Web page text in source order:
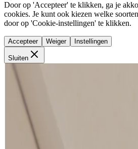
Door op 'Accepteer' te klikken, ga je
cookies. Je kunt ook kiezen welke
door op 'Cookie-instellingen' te klikken.
Accepteer Weiger Instellingen
Sluiten